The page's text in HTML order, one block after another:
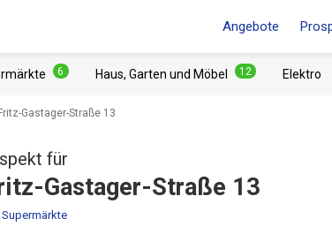
Angebote
6 Haus, Garten und Möbel 12 Elektro
Gastager-Straße 13
für
Gastager-Straße 13